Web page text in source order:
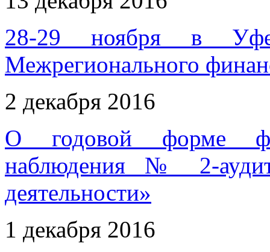
28-29 ноября в
Межрегионального
2 декабря 2016
О годовой форме
наблюдения № 2-
деятельности»
1 декабря 2016